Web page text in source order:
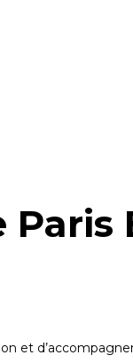
Paris
et